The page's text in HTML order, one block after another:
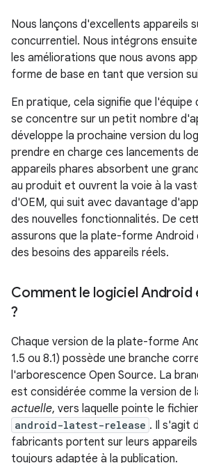
Nous lançons d'excellents appareils
concurrentiel. Nous intégrons
les améliorations que nous avons
forme de base en tant que version
En pratique, cela signifie que l'équipe
se concentre sur un petit nombre
développe la prochaine version du
prendre en charge ces lancements
appareils phares absorbent une
au produit et ouvrent la voie à la
d'OEM, qui suit avec davantage
des nouvelles fonctionnalités. De
assurons que la plate-forme
des besoins des appareils réels.
Comment le logiciel Android
?
Chaque version de la plate-forme
1.5 ou 8.1) possède une branche
l'arborescence Open Source. La
est considérée comme la version de
actuelle, vers laquelle pointe le
android-latest-release . Il s'agit
fabricants portent sur leurs
toujours adaptée à la publication.